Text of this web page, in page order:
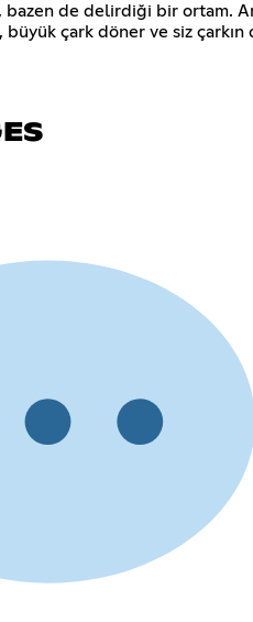
bazen de delirdiği bir ortam.
çark döner ve siz çarkın